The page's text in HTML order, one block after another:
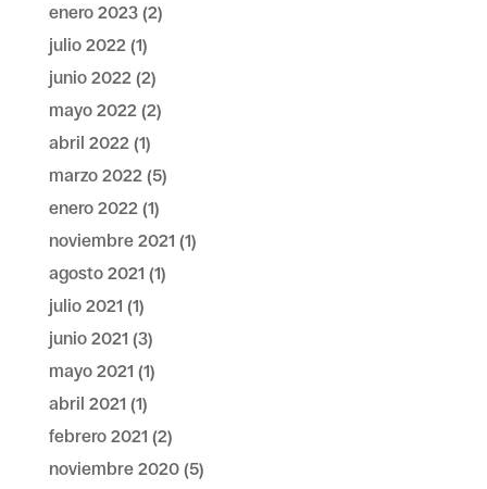
enero 2023(2)
julio 2022 (1)
junio 2022 (2)
mayo 2022 (2)
abril 2022 (1)
marzo 2022 (5)
enero 2022 (1)
noviembre 2021 (1)
agosto 2021 (1)
julio 2021 (1)
junio 2021 (3)
mayo 2021 (1)
abril 2021 (1)
febrero 2021 (2)
noviembre 2020(5)